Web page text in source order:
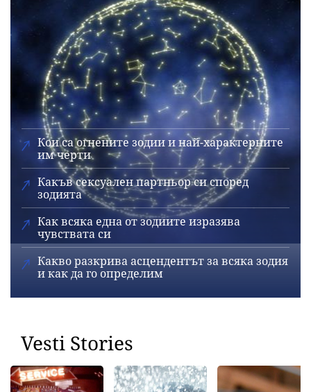
Кои са огнените зодии и най-характерните
им черти
Какъв сексуален партньор си според
зодията
Как всяка една от зодиите изразява
чувствата си
Какво разкрива асцендентът за всяка зодия
и как да го определим
Vesti Stories